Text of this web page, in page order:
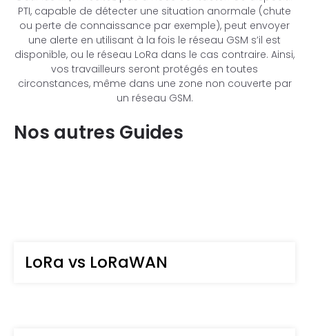
PTI, capable de détecter une situation anormale (chute
ou perte de connaissance par exemple), peut envoyer
une alerte en utilisant à la fois le réseau GSM s’il est
disponible, ou le réseau LoRa dans le cas contraire. Ainsi,
vos travailleurs seront protégés en toutes
circonstances, même dans une zone non couverte par
un réseau GSM.
Nos autres Guides
LoRa vs LoRaWAN